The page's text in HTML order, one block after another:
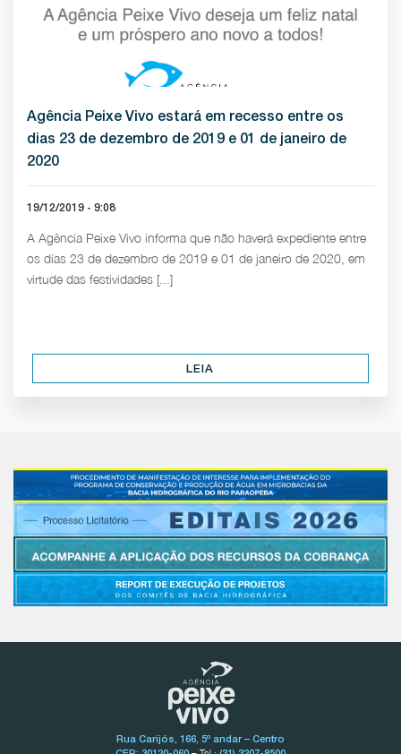
Agência Peixe Vivo estará em recesso entre os
dias 23 de dezembro de 2019 e 01 de janeiro de
2020
19/12/2019 - 9:08
A Agência Peixe Vivo informa que não haverá expediente entre
os dias 23 de dezembro de 2019 e 01 de janeiro de 2020, em
virtude das festividades [...]
LEIA
Rua Carijós, 166, 5º andar – Centro